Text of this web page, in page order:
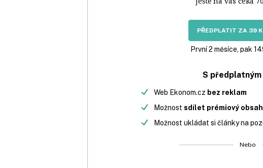
PŘEDPLATIT ZA 39
První 2 měsíce, pak
S
Web Ekonom.cz bez reklam
Možnost sdílet prémiový obsah
Možnost ukládat si články na
Nebo